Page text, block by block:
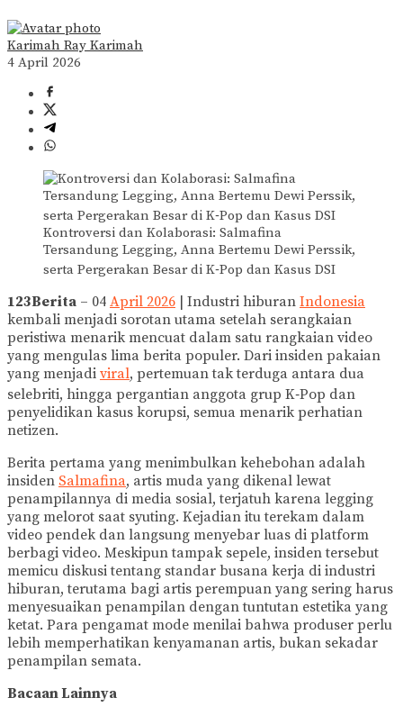
Karimah Ray Karimah
4 April 2026
Kontroversi dan Kolaborasi: Salmafina
Tersandung Legging, Anna Bertemu Dewi Perssik,
serta Pergerakan Besar di K‑Pop dan Kasus DSI
123Berita – 04 April 2026 | Industri hiburan Indonesia
kembali menjadi sorotan utama setelah serangkaian
peristiwa menarik mencuat dalam satu rangkaian video
yang mengulas lima berita populer. Dari insiden pakaian
yang menjadi viral, pertemuan tak terduga antara dua
selebriti, hingga pergantian anggota grup K‑Pop dan
penyelidikan kasus korupsi, semua menarik perhatian
netizen.
Berita pertama yang menimbulkan kehebohan adalah
insiden Salmafina, artis muda yang dikenal lewat
penampilannya di media sosial, terjatuh karena legging
yang melorot saat syuting. Kejadian itu terekam dalam
video pendek dan langsung menyebar luas di platform
berbagi video. Meskipun tampak sepele, insiden tersebut
memicu diskusi tentang standar busana kerja di industri
hiburan, terutama bagi artis perempuan yang sering harus
menyesuaikan penampilan dengan tuntutan estetika yang
ketat. Para pengamat mode menilai bahwa produser perlu
lebih memperhatikan kenyamanan artis, bukan sekadar
penampilan semata.
Bacaan Lainnya